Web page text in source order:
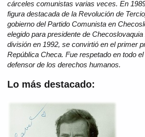
cárceles comunistas varias veces. En
figura destacada de la Revolución de
gobierno del Partido Comunista en
elegido para presidente de
división en 1992, se convirtió en el primer
República Checa. Fue respetado en todo
defensor de los derechos humanos.
Lo más destacado: